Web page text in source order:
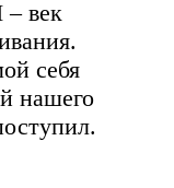
– век
себя
нашего